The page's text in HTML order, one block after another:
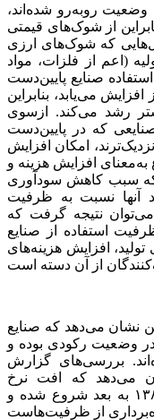
روبه‌‌‌رو شده‌اند،
از شوک‌های‌‌‌ قیمتی‌‌‌
که‌‌‌ شوک‌های‌‌‌ ارزی‌‌‌
(اعم‌‌‌ از فلزات، مواد
صنایع‌‌‌ پایین‌‌‌دست‌‌‌
می‌‌‌یابد، بنابراین‌‌‌
رشد می‌کند. ازسوی‌‌‌
که‌‌‌ در پایین‌‌‌دست‌‌‌
امکان افزایش‌‌‌
افزایش‌‌‌ هزینه‌‌‌ و
که‌‌‌ سبب‌‌‌ کاهش‌‌‌ سودآوری‌‌‌
آنها نسبت‌‌‌ به‌‌‌ ظرفیت‌‌‌
نتیجه‌‌‌ گرفت‌‌‌ که‌‌‌
استفاده از صنایع‌‌‌
افزایش‌‌‌ هزینه‌‌‌های‌‌‌
نشان می‌دهد که صنایع‌‌‌
در دهه‌‌‌ ١٣٩٠ نسبت‌‌‌ به‌‌‌ دهه‌‌‌ ١٣٨٠ در وضعیت‌‌‌ رکودی‌‌‌ بوده و
بررسی‌‌‌های‌‌‌ گزارش
می‌دهد که‌‌‌ افت‌‌‌ نرخ
بهره‌برداری‌‌‌ از ظرفیت‌‌‌ صنایع‌‌‌ از سال ١٣٨٨ به‌‌‌ بعد شروع شده و